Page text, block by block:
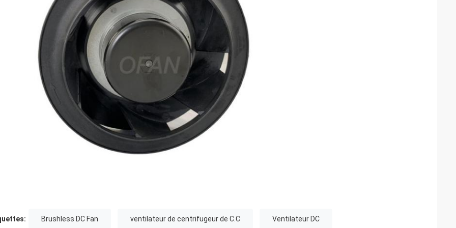
Brushless DC Fan ventilateur de centrifugeur de C.C Ventilateur DC